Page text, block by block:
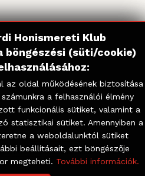
Honismereti Klub
böngészési (süti/cookie)
az oldal működésének biztosítása
a felhasználói élmény
funkcionális sütiket, valamint a
statisztikai sütiket. Amennyiben a
a weboldalunktól sütiket
beállításait, ezt böngészője
megteheti. További információk.
Honismereti Klub
böngészési (süti/cookie)
az oldal működésének biztosítása
a felhasználói élmény
funkcionális sütiket, valamint a
statisztikai sütiket. Amennyiben a
a weboldalunktól sütiket
beállításait, ezt böngészője
megteheti. További információk.
Honismereti Klub. Minden jog
byJoomlArt.com.
Licencalatt kiadott szabad